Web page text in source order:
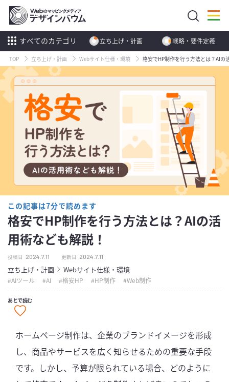
すべてのカテゴリ 立ち上げ・計画 戦略・要件定義
TOP 立ち上げ・計画 Webサイト仕様・環境 格安でHP制作を行う方法とは？AIの
この記事は7分で読めます
格安でHP制作を行う方法とは？AIの活
用術なども解説！
投稿日 2024.7.11 更新日 2024.7.11
立ち上げ・計画 Webサイト仕様・環境
AIツール AI 格安HP HP制作 Web制作
あとで読む
ホームページ制作は、企業のブランドイメージを形成
し、商品やサービスを広く知らせるための重要な手段
です。しかし、予算が限られている場合、どのように